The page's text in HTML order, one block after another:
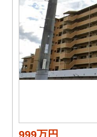
999万円